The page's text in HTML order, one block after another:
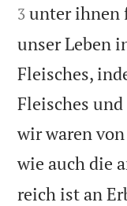
3 unter ihnen
unser Leben
Fleisches,
Fleisches
wir waren
wie auch die
reich ist an